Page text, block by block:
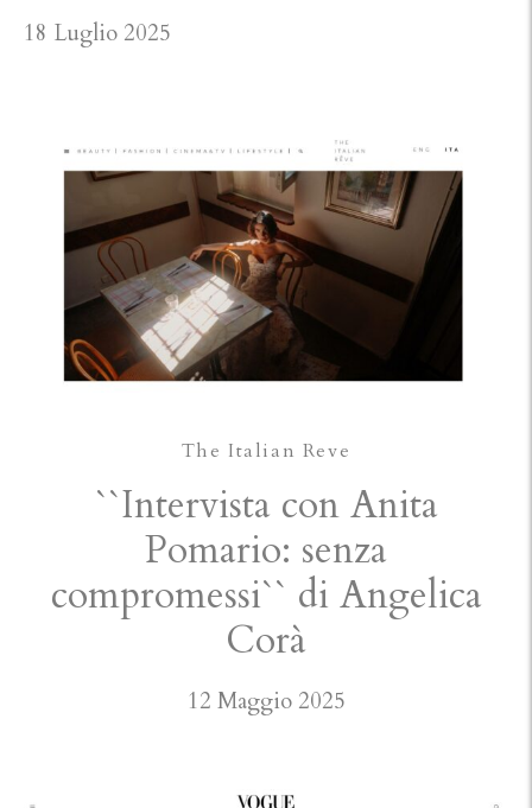
18 Luglio 2025
The Italian Reve
``Intervista con Anita
Pomario: senza
compromessi`` di Angelica
Corà
12 Maggio 2025